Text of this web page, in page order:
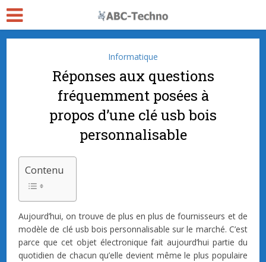
Informatique
Réponses aux questions
fréquemment posées à
propos d’une clé usb bois
personnalisable
Contenu
Aujourd’hui, on trouve de plus en plus de fournisseurs et de
modèle de clé usb bois personnalisable sur le marché. C’est
parce que cet objet électronique fait aujourd’hui partie du
quotidien de chacun qu’elle devient même le plus populaire